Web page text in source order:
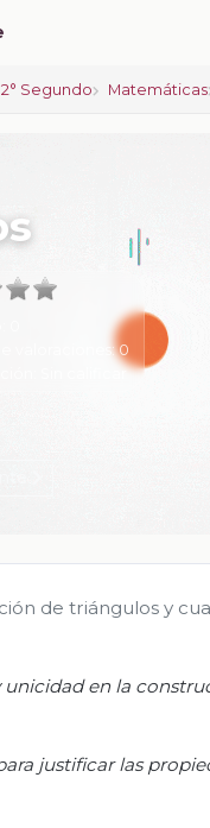
2° Segundo Matemáticas
valoraciones:0
Sin calificar
de triángulos y
unicidad en la
justificar las